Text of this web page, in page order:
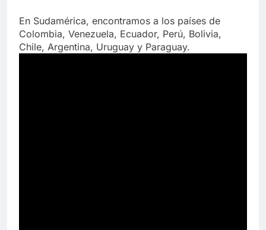
En Sudamérica, encontramos a los países de
Colombia, Venezuela, Ecuador, Perú, Bolivia,
Chile, Argentina, Uruguay y Paraguay.